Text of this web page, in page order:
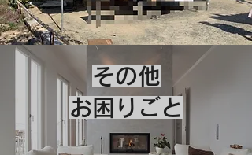
​その他
お困りごと